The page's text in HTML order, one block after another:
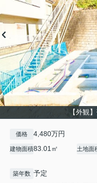
【外観
価格 4,480万円
建物面積83.01㎡ 土地面
築年数 予定